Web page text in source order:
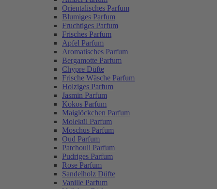
Orientalisches Parfum
Blumiges Parfum
Fruchtiges Parfum
Frisches Parfum
Apfel Parfum
Aromatisches Parfum
Bergamotte Parfum
Chypre Düfte
Frische Wäsche Parfum
Holziges Parfum
Jasmin Parfum
Kokos Parfum
Maiglöckchen Parfum
Molekül Parfum
Moschus Parfum
Oud Parfum
Patchouli Parfum
Pudriges Parfum
Rose Parfum
Sandelholz Düfte
Vanille Parfum